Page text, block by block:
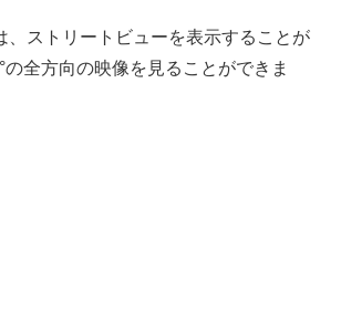
、ストリートビューを表示することが
の全方向の映像を見ることができま